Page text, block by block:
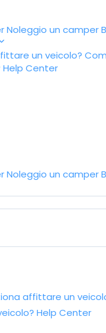
Noleggio un camper
un veicolo?
Help Center
Noleggio un camper
affittare un
Help Center